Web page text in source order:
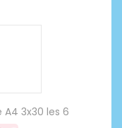
A4 3x30 les 6